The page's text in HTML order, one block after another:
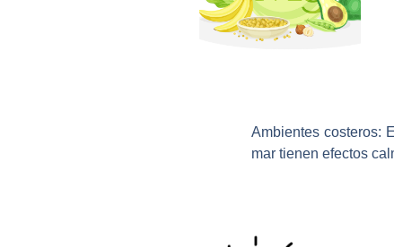
Ambientes costeros:
mar tienen efectos